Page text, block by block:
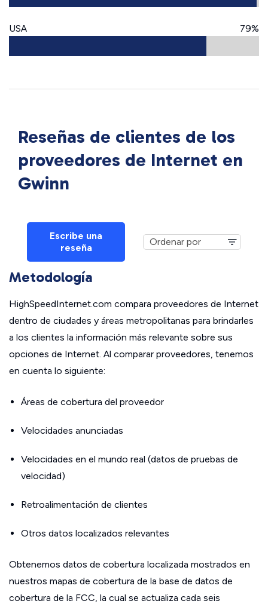
USA 79%
Reseñas de clientes de los
proveedores de Internet en
Gwinn
Escribe una
reseña
Metodología
HighSpeedInternet.com compara proveedores de Internet
dentro de ciudades y áreas metropolitanas para brindarles
a los clientes la información más relevante sobre sus
opciones de Internet. Al comparar proveedores, tenemos
en cuenta lo siguiente:
Áreas de cobertura del proveedor
Velocidades anunciadas
Velocidades en el mundo real (datos de pruebas de
velocidad)
Retroalimentación de clientes
Otros datos localizados relevantes
Obtenemos datos de cobertura localizada mostrados en
nuestros mapas de cobertura de la base de datos de
cobertura de la FCC, la cual se actualiza cada seis